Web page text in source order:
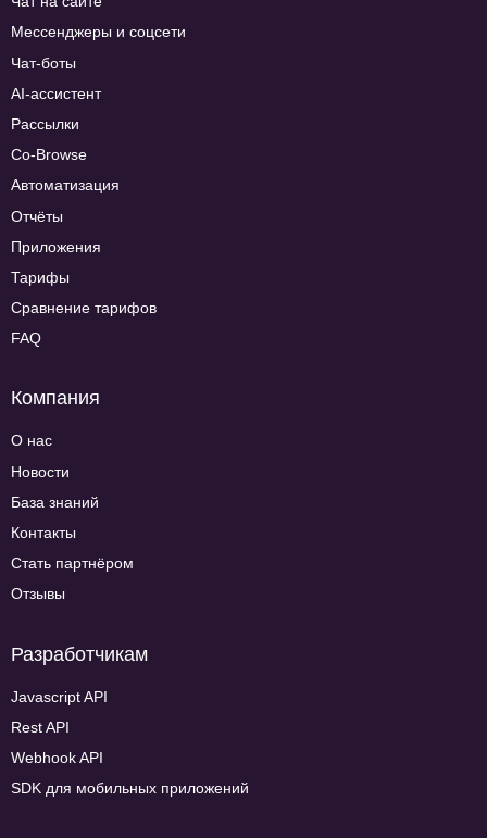
Мессенджеры и соцсети
Чат-боты
AI-ассистент
Рассылки
Co-Browse
Автоматизация
Отчёты
Приложения
Тарифы
Сравнение тарифов
FAQ
Компания
О нас
Новости
База знаний
Контакты
Стать партнёром
Отзывы
Разработчикам
Javascript API
Rest API
Webhook API
SDK для мобильных приложений